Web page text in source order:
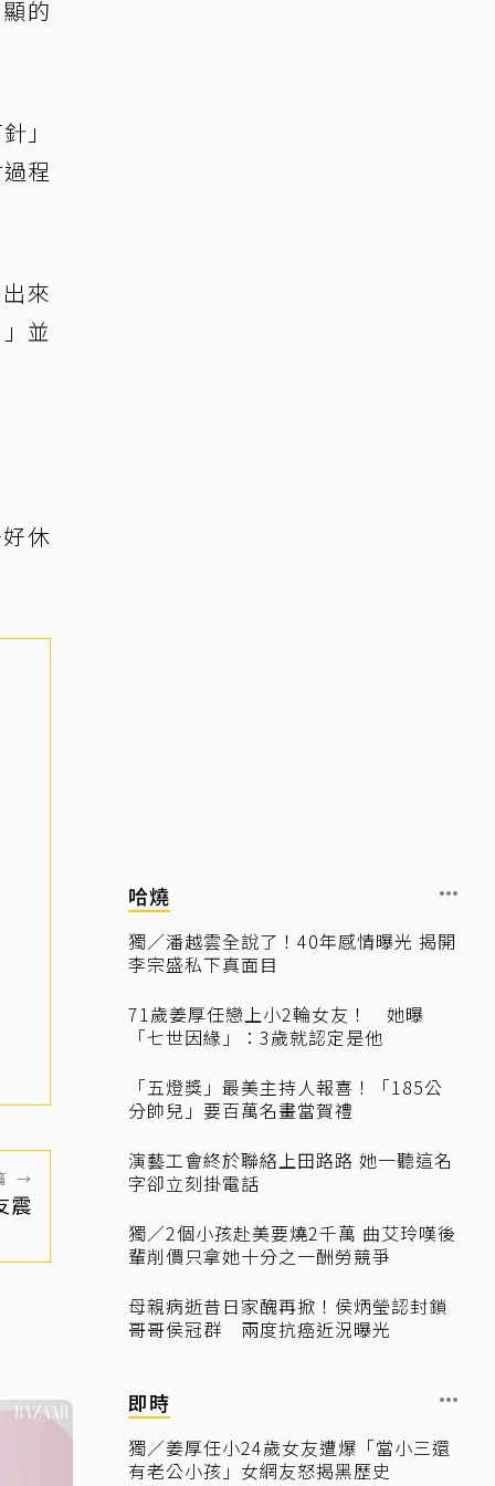
的
」
程
來
並
休
→
震
哈燒
獨／潘越雲全說了！40年感情曝光 揭開
李宗盛私下真面目
71歲姜厚任戀上小2輪女友！ 她曝
「七世因緣」：3歲就認定是他
「五燈獎」最美主持人報喜！「185公
分帥兒」要百萬名畫當賀禮
演藝工會終於聯絡上田路路 她一聽這名
字卻立刻掛電話
獨／2個小孩赴美要燒2千萬 曲艾玲嘆後
輩削價只拿她十分之一酬勞競爭
母親病逝昔日家醜再掀！侯炳瑩認封鎖
哥哥侯冠群 兩度抗癌近況曝光
即時
獨／姜厚任小24歲女友遭爆「當小三還
有老公小孩」女網友怒揭黑歷史